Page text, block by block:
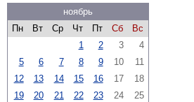
ноябрь
Пн
Вт Ср Чт Пт Сб
Вс
1
2 3
4
5
6 7 8 9 10
11
12
13 14 15 16 17
18
19
20 21 22 23 24
25